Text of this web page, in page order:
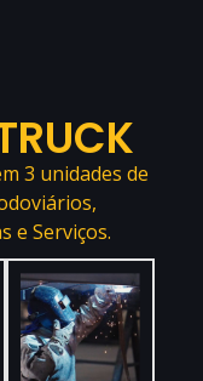
3 unidades de
e Serviços.